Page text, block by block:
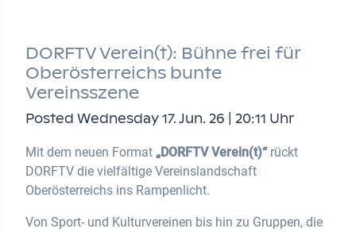
DORFTV Verein(t): Bühne frei für
Oberösterreichs bunte
Vereinsszene
Posted Wednesday 17. Jun. 26 | 20:11 Uhr
Mit dem neuen Format „DORFTV Verein(t)“rückt
DORFTV die vielfältige Vereinslandschaft
Oberösterreichs ins Rampenlicht.
Von Sport- und Kulturvereinen bis hin zu Gruppen, die